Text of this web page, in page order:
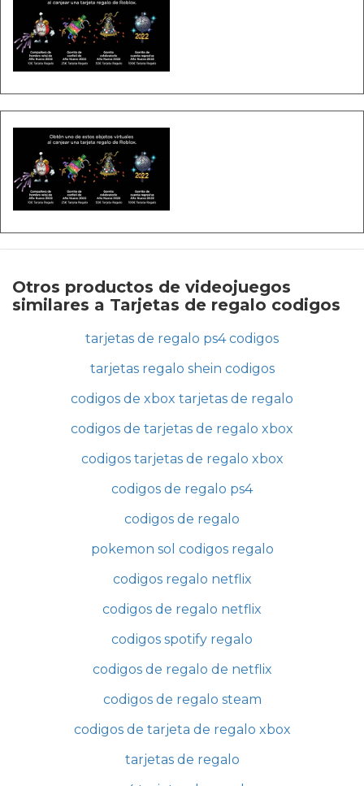
Otros productos de videojuegos
similares a Tarjetas de regalo codigos
tarjetas de regalo ps4 codigos
tarjetas regalo shein codigos
codigos de xbox tarjetas de regalo
codigos de tarjetas de regalo xbox
codigos tarjetas de regalo xbox
codigos de regalo ps4
codigos de regalo
pokemon sol codigos regalo
codigos regalo netflix
codigos de regalo netflix
codigos spotify regalo
codigos de regalo de netflix
codigos de regalo steam
codigos de tarjeta de regalo xbox
tarjetas de regalo